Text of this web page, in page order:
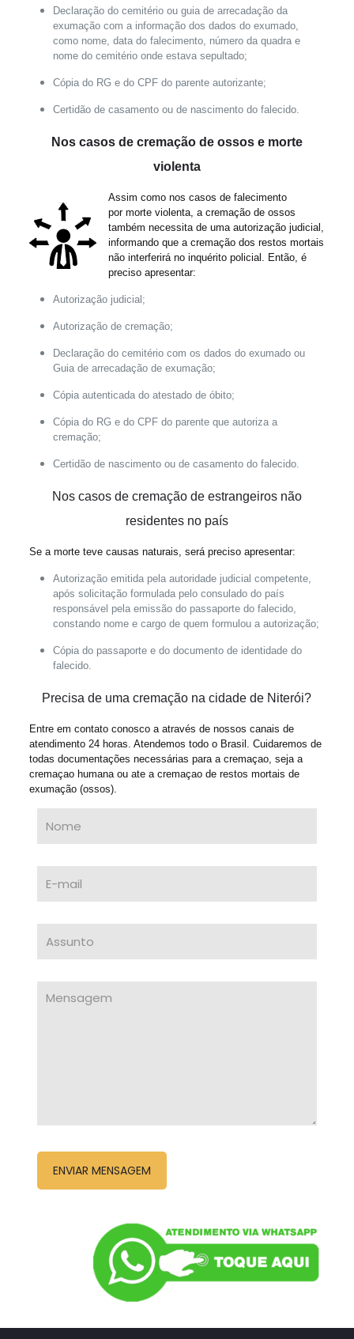
Declaração do cemitério ou guia de arrecadação da
exumação com a informação dos dados do exumado,
como nome, data do falecimento, número da quadra e
nome do cemitério onde estava sepultado;
Cópia do RG e do CPF do parente autorizante;
Certidão de casamento ou de nascimento do falecido.
Nos casos de cremação de ossos e morte
violenta
Assim como nos casos de falecimento
por morte violenta, a cremação de ossos
também necessita de uma autorização judicial,
informando que a cremação dos restos mortais
não interferirá no inquérito policial. Então, é
preciso apresentar:
Autorização judicial;
Autorização de cremação;
Declaração do cemitério com os dados do exumado ou
Guia de arrecadação de exumação;
Cópia autenticada do atestado de óbito;
Cópia do RG e do CPF do parente que autoriza a
cremação;
Certidão de nascimento ou de casamento do falecido.
Nos casos de cremação de estrangeiros não
residentes no país
Se a morte teve causas naturais, será preciso apresentar:
Autorização emitida pela autoridade judicial competente,
após solicitação formulada pelo consulado do país
responsável pela emissão do passaporte do falecido,
constando nome e cargo de quem formulou a autorização;
Cópia do passaporte e do documento de identidade do
falecido.
Precisa de uma cremação na cidade de Niterói?
Entre em contato conosco a através de nossos canais de
atendimento 24 horas. Atendemos todo o Brasil. Cuidaremos de
todas documentações necessárias para a cremaçao, seja a
cremaçao humana ou ate a cremaçao de restos mortais de
exumação (ossos).